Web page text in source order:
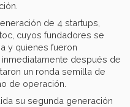
de 4 startups,
cuyos fundadores se
y quienes fueron
después de
un ronda semilla de
de operación.
su segunda generación